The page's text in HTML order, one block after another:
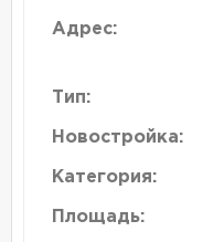
Адрес:
Тип:
Новостройка:
Категория:
Площадь: